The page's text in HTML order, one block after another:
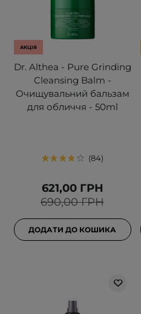
АКЦІЯ
Dr. Althea - Pure Grinding
Cleansing Balm -
Очищувальний бальзам
для обличчя - 50ml
84
690,00 ГРН
621,00 ГРН
ДОДАТИ ДО КОШИКА